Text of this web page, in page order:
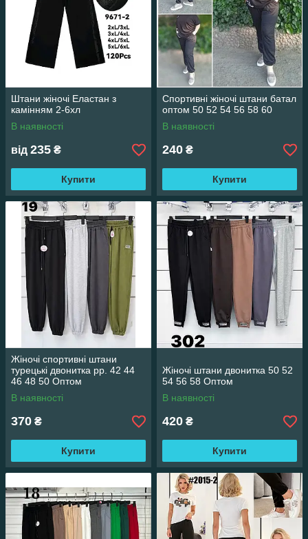
Штани жіночі Еластан з
камінням 2-6хл
В наявності
від 235 ₴
Купити
Спортивні жіночі штани батал
оптом 50 52 54 56 58 60
В наявності
240 ₴
Купити
Жіночі спортивні штани
турецькі двонитка рр. 42 44
46 48 50 Оптом
В наявності
370 ₴
Купити
Жіночі штани двонитка 50 52
54 56 58 Оптом
В наявності
420 ₴
Купити